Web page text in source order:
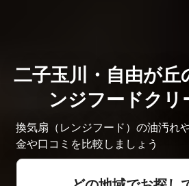
二子玉川・自由が丘
ンジフードクリ
換気扇（レンジフード）の油汚れ
金や口コミを比較しましょう